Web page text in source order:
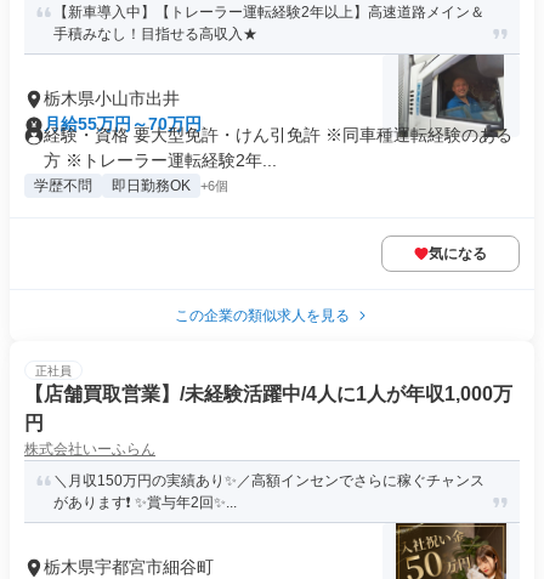
【新車導入中】【トレーラー運転経験2年以上】高速道路メイン＆
手積みなし！目指せる高収入★
栃木県小山市出井
月給55万円～70万円
経験・資格 要大型免許・けん引免許 ※同車種運転経験のある
方 ※トレーラー運転経験2年...
学歴不問 即日勤務OK +6個
気になる
この企業の類似求人を見る
正社員
【店舗買取営業】/未経験活躍中/4人に1人が年収1,000万
円
株式会社いーふらん
＼月収150万円の実績あり✨／高額インセンでさらに稼ぐチャンス
があります❗ ✨賞与年2回✨...
栃木県宇都宮市細谷町